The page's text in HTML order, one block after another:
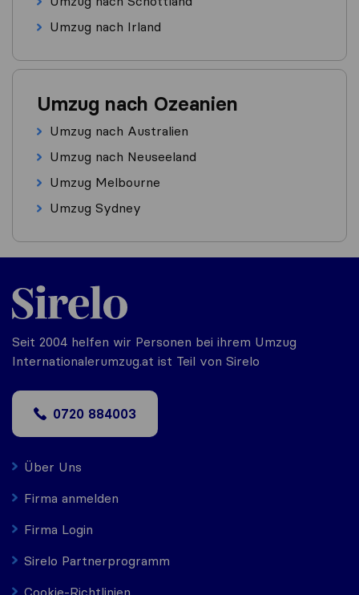
Umzug nach Irland
Umzug nach Ozeanien
Umzug nach Australien
Umzug nach Neuseeland
Umzug Melbourne
Umzug Sydney
Seit 2004 helfen wir Personen bei ihrem Umzug
Internationalerumzug.at ist Teil von Sirelo
0720 884003
Über Uns
Firma anmelden
Firma Login
Sirelo Partnerprogramm